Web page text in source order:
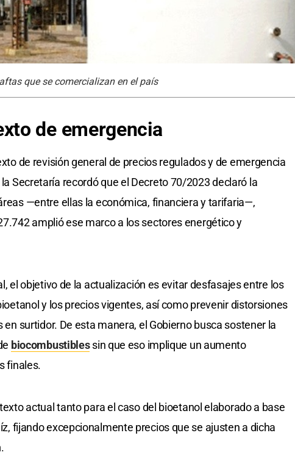
que se comercializan en el país
de emergencia
de revisión general de precios regulados y de emergencia
Secretaría recordó que el Decreto 70/2023 declaró la
—entre ellas la económica, financiera y tarifaria—,
amplió ese marco a los sectores energético y
el objetivo de la actualización es evitar desfasajes entre los
y los precios vigentes, así como prevenir distorsiones
surtidor. De esta manera, el Gobierno busca sostener la
biocombustiblessin que eso implique un aumento
finales.
actual tanto para el caso del bioetanol elaborado a base
fijando excepcionalmente precios que se ajusten a dicha